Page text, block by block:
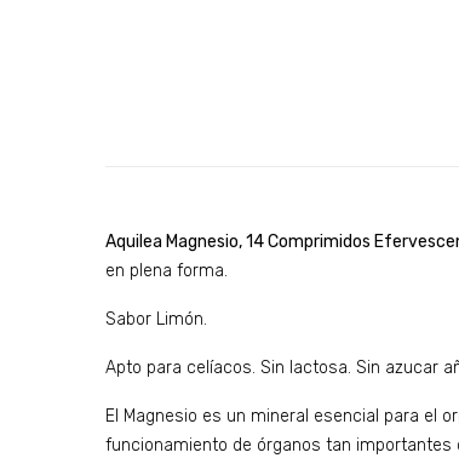
Aquilea Magnesio, 14 Comprimidos
en plena forma.
Sabor Limón.
Apto para celíacos. Sin lactosa. Sin azucar
El Magnesio es un mineral esencial para el
funcionamiento de órganos tan importantes